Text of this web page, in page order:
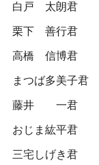
白戸 太朗君
栗下 善行君
高橋 信博君
まつば多美子君
藤井 一君
おじま紘平君
三宅しげき君